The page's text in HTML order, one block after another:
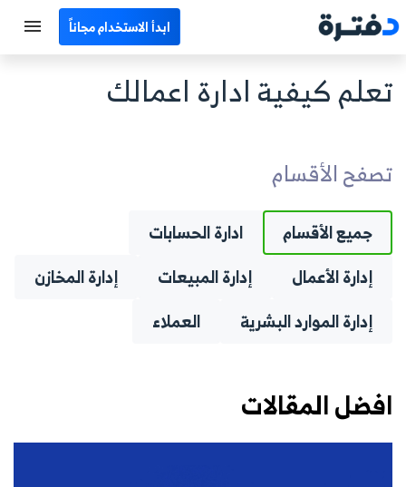
ابدأ الاستخدام مجاناً
الرئيسية
تعلم كيفية ادارة اعمالك
تصفح الأقسام
جميع الأقسام
ادارة الحسابات
إدارة الأعمال
إدارة المبيعات
إدارة المخازن
إدارة الموارد البشرية
العملاء
افضل المقالات